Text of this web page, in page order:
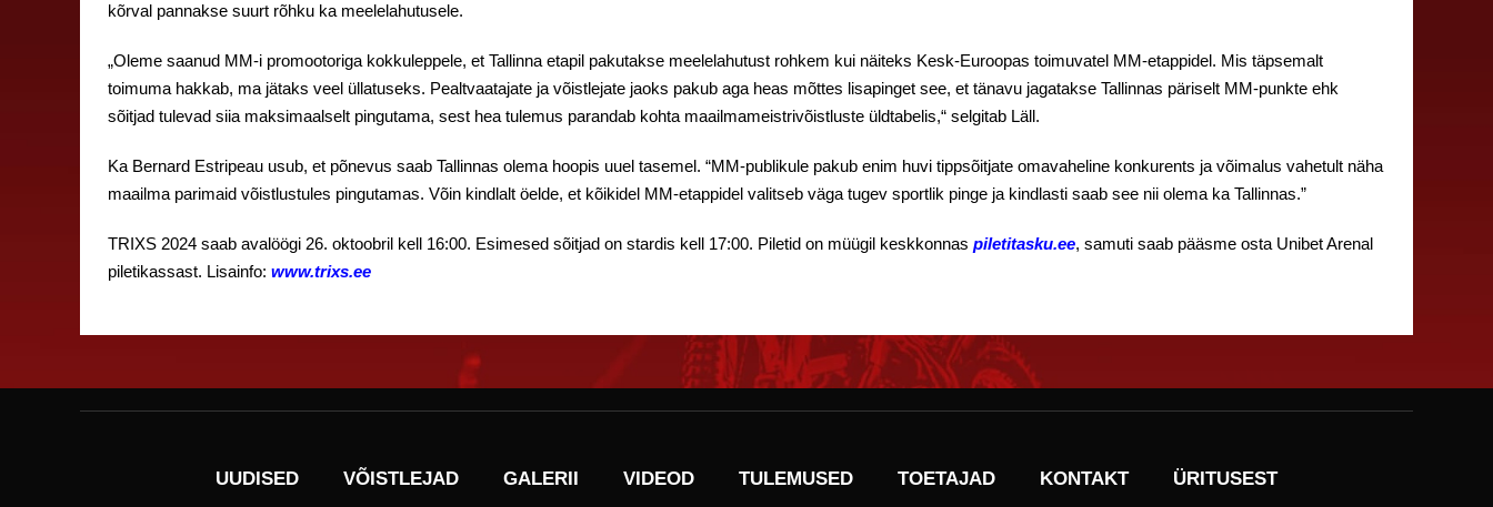
kõrval pannakse suurt rõhku ka meelelahutusele.
„Oleme saanud MM-i promootoriga kokkuleppele, et Tallinna etapil pakutakse meelelahutust rohkem kui näiteks Kesk-Euroopas toimuvatel MM-etappidel. Mis täpsemalt
toimuma hakkab, ma jätaks veel üllatuseks. Pealtvaatajate ja võistlejate jaoks pakub aga heas mõttes lisapinget see, et tänavu jagatakse Tallinnas päriselt MM-punkte ehk
sõitjad tulevad siia maksimaalselt pingutama, sest hea tulemus parandab kohta maailmameistrivõistluste üldtabelis,“ selgitab Läll.
Ka Bernard Estripeau usub, et põnevus saab Tallinnas olema hoopis uuel tasemel. “MM-publikule pakub enim huvi tippsõitjate omavaheline konkurents ja võimalus vahetult näha
maailma parimaid võistlustules pingutamas. Võin kindlalt öelde, et kõikidel MM-etappidel valitseb väga tugev sportlik pinge ja kindlasti saab see nii olema ka Tallinnas.”
TRIXS 2024 saab avalöögi 26. oktoobril kell 16:00. Esimesed sõitjad on stardis kell 17:00. Piletid on müügil keskkonnas piletitasku.ee, samuti saab pääsme osta Unibet Arenal
piletikassast. Lisainfo: www.trixs.ee
UUDISED VÕISTLEJAD GALERII VIDEOD TULEMUSED TOETAJAD KONTAKT ÜRITUSEST